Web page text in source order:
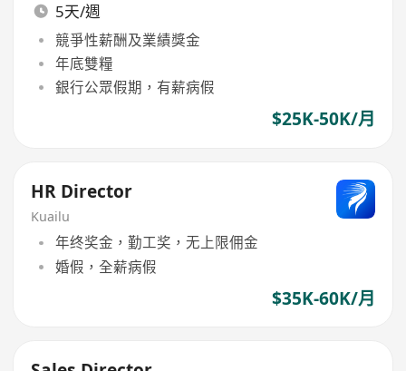
5天/週
競爭性薪酬及業績獎金
年底雙糧
銀行公眾假期，有薪病假
$25K-50K/月
HR Director
Kuailu
年终奖金，勤工奖，无上限佣金
婚假，全薪病假
$35K-60K/月